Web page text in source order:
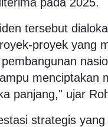
tersebut
proyek yang
menciptakan
panjang," ujar
strategis yang